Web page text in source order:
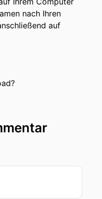
nach Ihren
auf